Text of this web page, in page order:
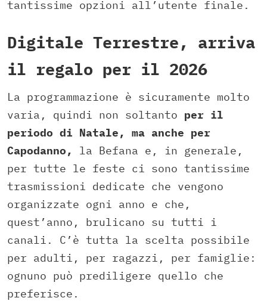
tantissime opzioni all’utente finale.
Digitale Terrestre, arriva
il regalo per il 2026
La programmazione è sicuramente molto
varia, quindi non soltanto per il
periodo di Natale, ma anche per
Capodanno, la Befana e, in generale,
per tutte le feste ci sono tantissime
trasmissioni dedicate che vengono
organizzate ogni anno e che,
quest’anno, brulicano su tutti i
canali. C’è tutta la scelta possibile
per adulti, per ragazzi, per famiglie:
ognuno può prediligere quello che
preferisce.